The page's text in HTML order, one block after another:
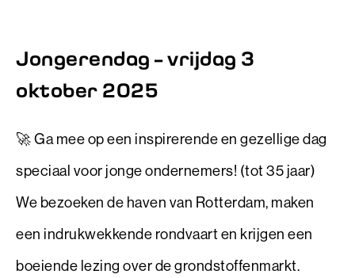
Jongerendag – vrijdag 3
oktober 2025
🚀 Ga mee op een inspirerende en gezellige dag
speciaal voor jonge ondernemers! (tot 35 jaar)
We bezoeken de haven van Rotterdam, maken
een indrukwekkende rondvaart en krijgen een
boeiende lezing over de grondstoffenmarkt.